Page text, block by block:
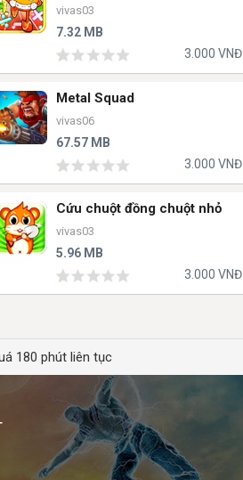
vivas03
7.32 MB
3.000 VNĐ
Metal Squad
vivas06
67.57 MB
3.000 VNĐ
Cứu chuột đồng chuột nhỏ
vivas03
5.96 MB
3.000 VNĐ
180 phút liên tục